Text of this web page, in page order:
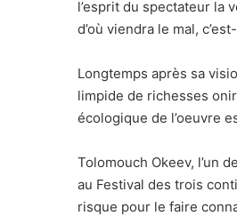
l’esprit du spectateur la
d’où viendra le mal,
Longtemps après sa
limpide de richesses
écologique de l’oeuvre
Tolomouch Okeev, l’un
au Festival des trois
risque pour le faire